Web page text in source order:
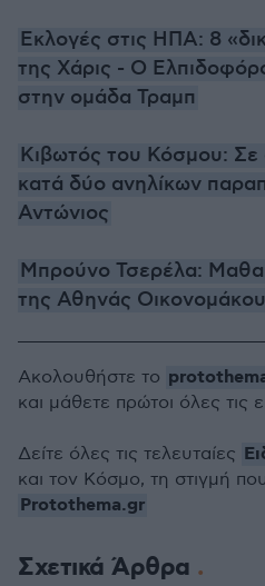
Εκλογές στις ΗΠΑ: 8
της Χάρις - Ο
στην ομάδα Τραμπ
Κιβωτός του Κόσμου: Σε
κατά δύο ανηλίκων
Αντώνιος
Μπρούνο Τσερέλα:
της Αθηνάς Οικονομάκου
Σχετικά Άρθρα
Ακολουθήστε το
και μάθετε πρώτοι όλες τις
Δείτε όλες τις τελευταίες
και τον Κόσμο, τη στιγμή
Protothema.gr